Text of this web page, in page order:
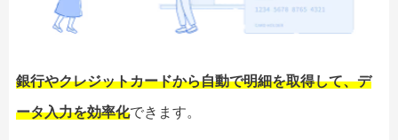
銀行やクレジットカードから自動で明細を取得して、デ
ータ入力を効率化できます。